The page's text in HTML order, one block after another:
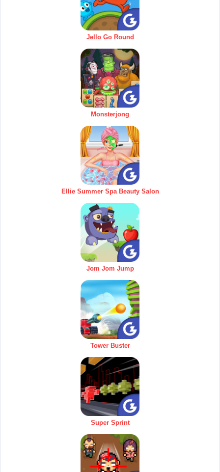
Jello Go Round
Monsterjong
Ellie Summer Spa Beauty Salon
Jom Jom Jump
Tower Buster
Super Sprint